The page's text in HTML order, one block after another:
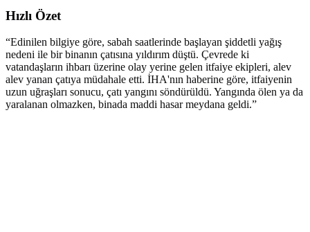
Hızlı Özet
“Edinilen bilgiye göre, sabah saatlerinde başlayan şiddetli yağış
nedeni ile bir binanın çatısına yıldırım düştü. Çevrede ki
vatandaşların ihbarı üzerine olay yerine gelen itfaiye ekipleri, alev
alev yanan çatıya müdahale etti. İHA'nın haberine göre, itfaiyenin
uzun uğraşları sonucu, çatı yangını söndürüldü. Yangında ölen ya da
yaralanan olmazken, binada maddi hasar meydana geldi.”